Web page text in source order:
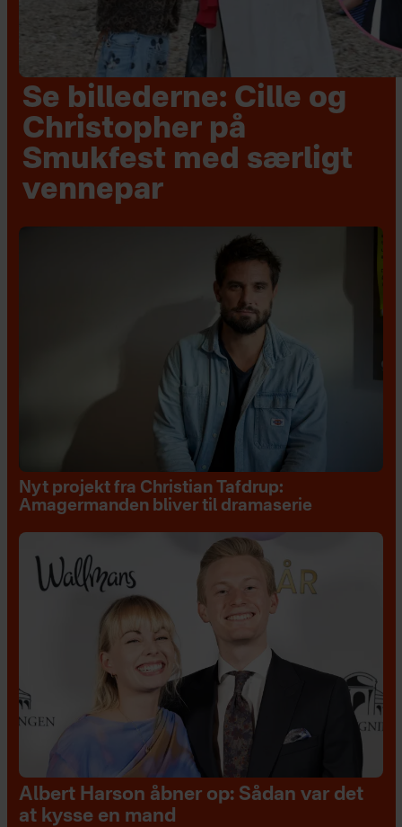
Se billederne: Cille og
Christopher på
Smukfest med særligt
vennepar
Nyt projekt fra Christian Tafdrup:
Amagermanden bliver til dramaserie
Albert Harson åbner op: Sådan var det
at kysse en mand